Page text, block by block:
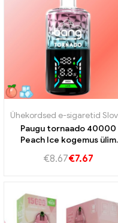
Paugu tornaado 40000
Peach Ice kogemus ülim
€8.67€7.67